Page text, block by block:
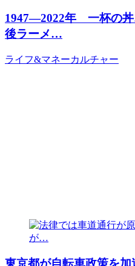
1947―2022年 一杯の
後ラーメ…
ライフ&マネーカルチャー
東京都が自転車政策を